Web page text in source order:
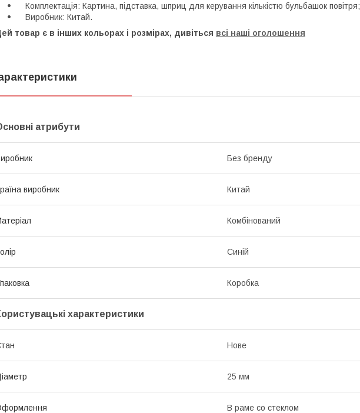
Комплектація: Картина, підставка, шприц для керування кількістю бульбашок повітря;
Виробник: Китай.
товар є в інших кольорах і розмірах, дивіться всі наші оголошення
атрибути
Без бренду
виробник Китай
Комбінований
Синій
Коробка
характеристики
Нове
25 мм
В раме со стеклом